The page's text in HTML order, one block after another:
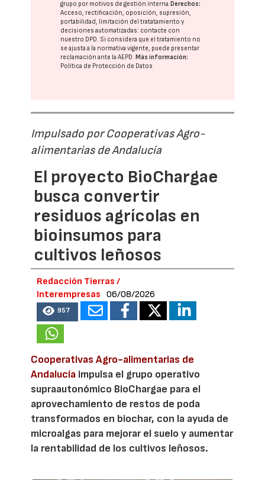
grupo por motivos de gestión interna. Derechos:
Acceso, rectificación, oposición, supresión,
portabilidad, limitación del tratatamiento y
decisiones automatizadas: contacte con
nuestro DPD. Si considera que el tratamiento no
se ajusta a la normativa vigente, puede presentar
reclamación ante laAEPD. Más información:
Política de Protección de Datos
Impulsado por Cooperativas Agro-
alimentarias de Andalucía
El proyecto BioChargae
busca convertir
residuos agrícolas en
bioinsumos para
cultivos leñosos
Redacción Tierras /
Interempresas
06/08/2026
957
Cooperativas Agro-alimentarias de
Andalucía impulsa el grupo operativo
supraautonómico BioChargae para el
aprovechamiento de restos de poda
transformados en biochar, con la ayuda de
microalgas para mejorar el suelo y aumentar
la rentabilidad de los cultivos leñosos.